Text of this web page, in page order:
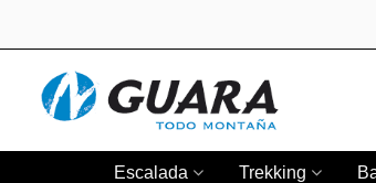
Escalada Trekking